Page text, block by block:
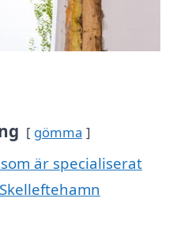
gömma
är specialiserat